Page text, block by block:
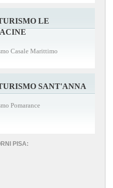
LE
Casale Marittimo
SANT'ANNA
Pomarance
PISA: